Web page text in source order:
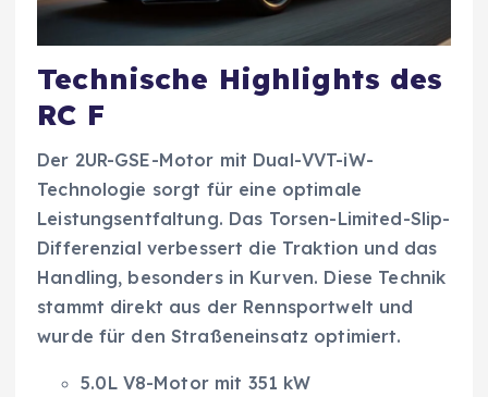
Technische Highlights des
RC F
Der 2UR-GSE-Motor mit Dual-VVT-iW-
Technologie sorgt für eine optimale
Leistungsentfaltung. Das Torsen-Limited-Slip-
Differenzial verbessert die Traktion und das
Handling, besonders in Kurven. Diese Technik
stammt direkt aus der Rennsportwelt und
wurde für den Straßeneinsatz optimiert.
5.0L V8-Motor mit 351 kW